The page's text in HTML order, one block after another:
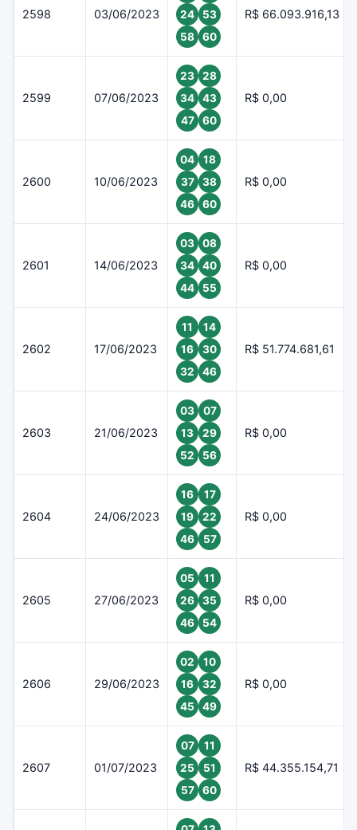
2598 03/06/2023
24
53
58
60
R$ 66.093.916,13
2599 07/06/2023
23
28
34
43
47
60
R$ 0,00
2600 10/06/2023
04
18
37
38
46
60
R$ 0,00
2601 14/06/2023
03
08
34
40
44
55
R$ 0,00
2602 17/06/2023
11
14
16
30
32
46
R$ 51.774.681,61
2603 21/06/2023
03
07
13
29
52
56
R$ 0,00
2604 24/06/2023
16
17
19
22
46
57
R$ 0,00
2605 27/06/2023
05
11
26
35
46
54
R$ 0,00
2606 29/06/2023
02
10
16
32
45
49
R$ 0,00
2607 01/07/2023
07
11
25
51
57
60
R$ 44.355.154,71